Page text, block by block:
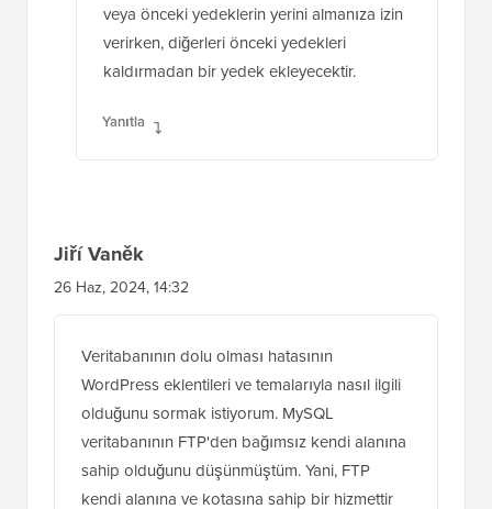
veya önceki yedeklerin yerini almanıza izin
verirken, diğerleri önceki yedekleri
kaldırmadan bir yedek ekleyecektir.
Yanıtla
Jiří Vaněk
26 Haz, 2024, 14:32
Veritabanının dolu olması hatasının
WordPress eklentileri ve temalarıyla nasıl ilgili
olduğunu sormak istiyorum. MySQL
veritabanının FTP'den bağımsız kendi alanına
sahip olduğunu düşünmüştüm. Yani, FTP
kendi alanına ve kotasına sahip bir hizmettir